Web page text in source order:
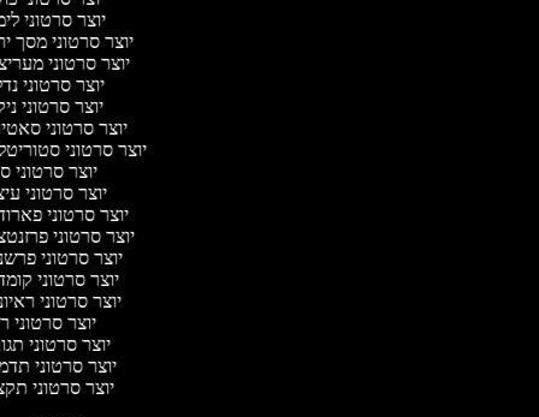
יוצר סרטוני
יוצר סרטוני מסך
יוצר סרטוני
יוצר סרטוני
יוצר סרטוני
יוצר סרטוני
יוצר סרטוני
יוצר סרטוני
יוצר סרטוני
יוצר סרטוני
יוצר סרטוני
יוצר סרטוני
יוצר סרטוני
יוצר סרטוני
יוצר סרטוני
יוצר סרטוני
יוצר סרטוני
יוצר סרטוני